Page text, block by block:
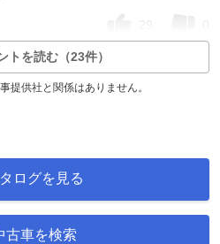
トを読む（23件）
提供社と関係はありません。
ログを見る
古車を検索